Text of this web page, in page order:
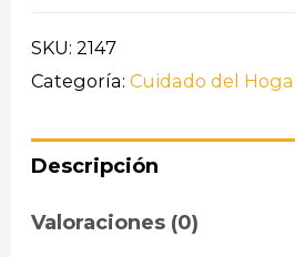
SKU: 2147
Categoría: Cuidado del
Descripción
Valoraciones (0)